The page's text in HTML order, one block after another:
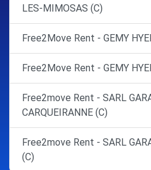
LES-MIMOSAS (C)
Free2Move Rent - GEMY
Free2Move Rent - GEMY
Free2move Rent - SARL
CARQUEIRANNE (C)
Free2move Rent - SARL
(C)